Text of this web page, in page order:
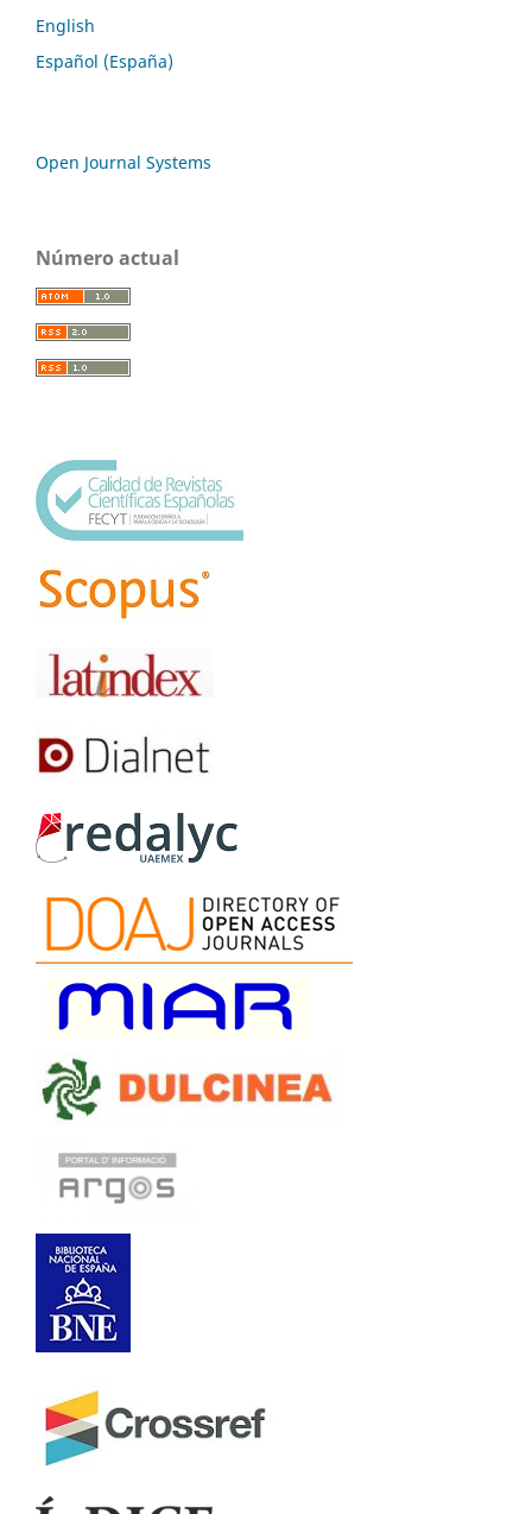
English
Español (España)
Open Journal Systems
Número actual